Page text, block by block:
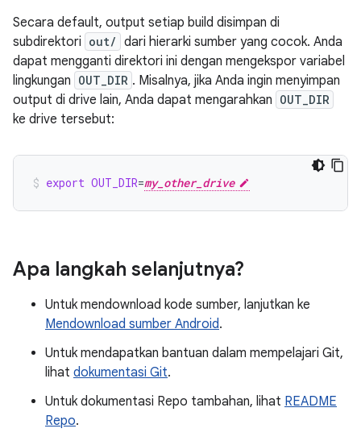
Secara default, output setiap build disimpan di
subdirektori out/ dari hierarki sumber yang cocok. Anda
dapat mengganti direktori ini dengan mengekspor variabel
lingkungan OUT_DIR . Misalnya, jika Anda ingin menyimpan
output di drive lain, Anda dapat mengarahkan OUT_DIR
ke drive tersebut:
export OUT_DIR=my_other_drive
Apa langkah selanjutnya?
Untuk mendownload kode sumber, lanjutkan ke
Mendownload sumber Android.
Untuk mendapatkan bantuan dalam mempelajari Git,
lihat dokumentasi Git.
Untuk dokumentasi Repo tambahan, lihat README
Repo.